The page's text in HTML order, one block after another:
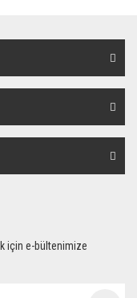
için e-bültenimize